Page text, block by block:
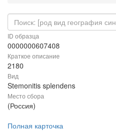
ID образца
0000000607408
Краткое описание
2180
Вид
Stemonitis splendens
Место сбора
(Россия)
Полная карточка